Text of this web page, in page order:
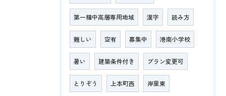
第一種中高層専用地域 漢字 読み方
難しい 空有 募集中 港南小学校
暑い 建築条件付き プラン変更可
とりぞう 上本町西 岸里東